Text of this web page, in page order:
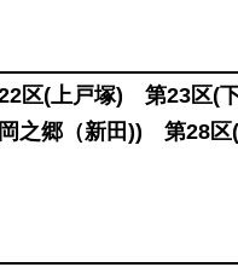
区(上戸塚) 第23区(
之郷（新田)) 第28